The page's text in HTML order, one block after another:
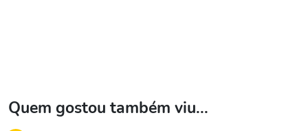
Quem gostou também viu...